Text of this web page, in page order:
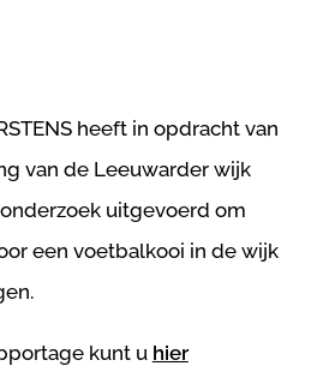
heeft in opdracht van
van de Leeuwarder wijk
uitgevoerd om
een voetbalkooi in de wijk
kunt u hier